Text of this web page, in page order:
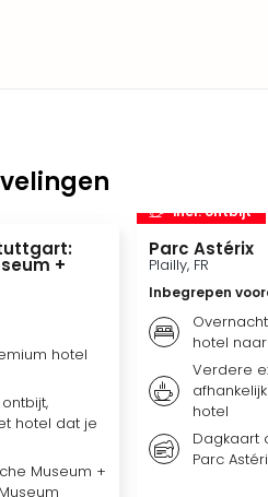
+
hotel
hotel dat je
Museum +
incl. ontbijt
Parc Astérix
Plailly, FR
Inbegrepen
hotel
Verdere
hotel
Dagkaart
Parc